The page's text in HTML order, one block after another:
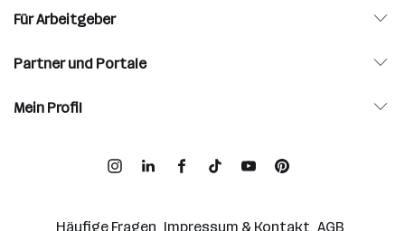
Für Arbeitgeber
Partner und Portale
Mein Profil
Häufige Fragen Impressum & Kontakt AGB